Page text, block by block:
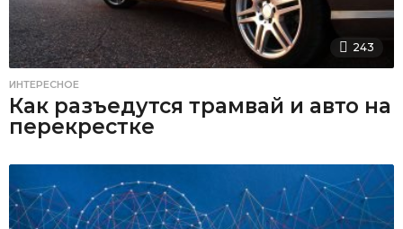
243
ИНТЕРЕСНОЕ
Как разъедутся трамвай и авто на
перекрестке